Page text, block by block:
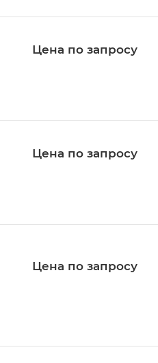
Цена по запросу
Цена по запросу
Цена по запросу